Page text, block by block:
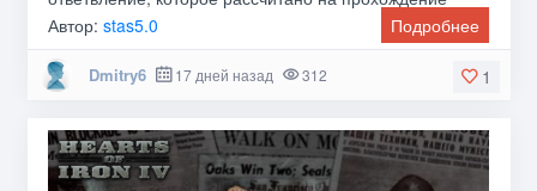
исключительно за Анклав с
Автор: stas5.0 Подробнее
1
Dmitry6 17 дней назад 312